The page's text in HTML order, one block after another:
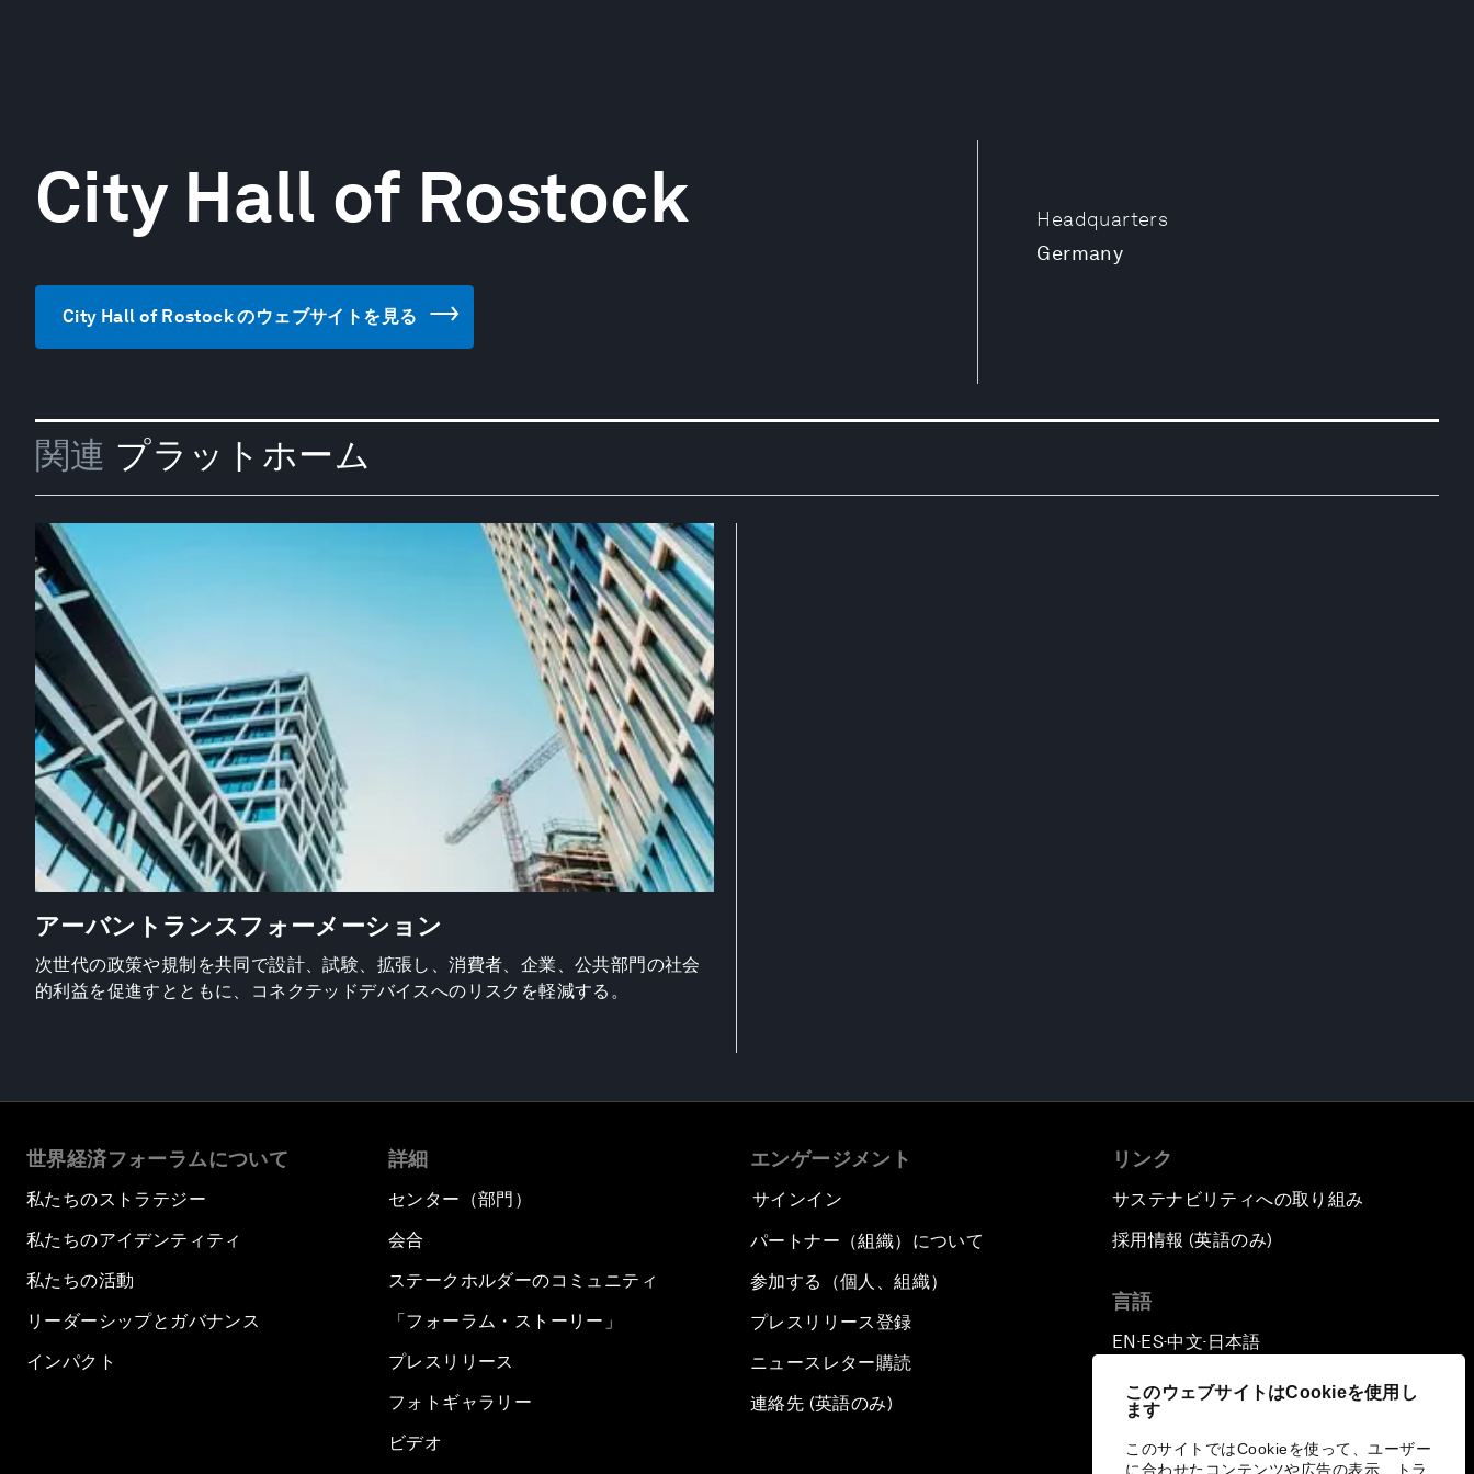
このウェブサイトはCookieを使用し
ます
このサイトではCookieを使って、ユーザー
に合わせたコンテンツや広告の表示、トラ
Headquarters
Germany
City Hall of Rostock
City Hall of Rostock のウェブサイトを見る
関連 プラットホーム
アーバントランスフォーメーション
次世代の政策や規制を共同で設計、試験、拡張し、消費者、企業、公共部門の社会
的利益を促進すとともに、コネクテッドデバイスへのリスクを軽減する。
世界経済フォーラムについて
私たちのストラテジー
私たちのアイデンティティ
私たちの活動
リーダーシップとガバナンス
インパクト
詳細
センター（部門）
会合
ステークホルダーのコミュニティ
「フォーラム・ストーリー」
プレスリリース
フォトギャラリー
ビデオ
エンゲージメント
サインイン
パートナー（組織）について
参加する（個人、組織）
プレスリリース登録
ニュースレター購読
連絡先 (英語のみ)
リンク
サステナビリティへの取り組み
採用情報 (英語のみ)
言語
EN ▪ES▪中文▪ 日本語